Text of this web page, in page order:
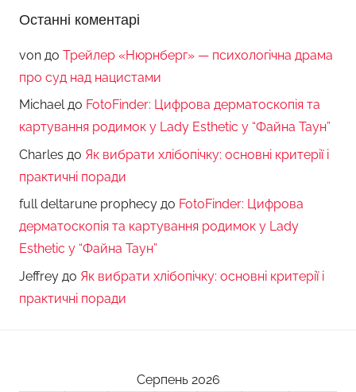
Останні коментарі
von до Трейлер «Нюрнберг» — психологічна драма
про суд над нацистами
Michaelдо FotoFinder: Цифрова дерматоскопія та
картування родимок у Lady Esthetic у “Файна Таун”
Charles до Як вибрати хлібопічку: основні критерії і
практичні поради
full deltarune prophecy до FotoFinder: Цифрова
дерматоскопія та картування родимок у Lady
Esthetic у “Файна Таун”
Jeffrey до Як вибрати хлібопічку: основні критерії і
практичні поради
Серпень 2026